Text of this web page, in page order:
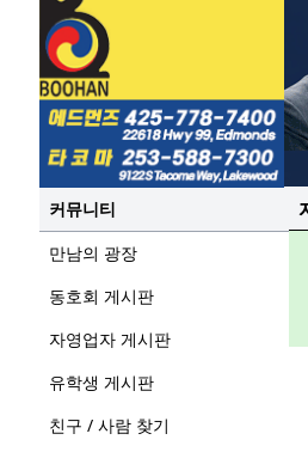
커뮤니티
만남의 광장
동호회 게시판
자영업자 게시판
유학생 게시판
친구 / 사람 찾기